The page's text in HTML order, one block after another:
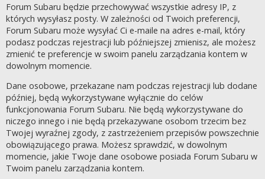
Forum Subaru będzie przechowywać wszystkie adresy IP, z
których wysyłasz posty. W zależności od Twoich preferencji,
Forum Subaru może wysyłać Ci e-maile na adres e-mail, który
podasz podczas rejestracji lub późniejszej zmienisz, ale możesz
zmienić te preferencje w swoim panelu zarządzania kontem w
dowolnym momencie.
Dane osobowe, przekazane nam podczas rejestracji lub dodane
później, będą wykorzystywane wyłącznie do celów
funkcjonowania Forum Subaru. Nie będą wykorzystywane do
niczego innego i nie będą przekazywane osobom trzecim bez
Twojej wyraźnej zgody, z zastrzeżeniem przepisów powszechnie
obowiązującego prawa. Możesz sprawdzić, w dowolnym
momencie, jakie Twoje dane osobowe posiada Forum Subaru w
Twoim panelu zarządzania kontem.